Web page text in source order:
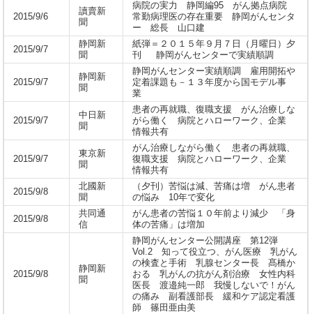
2015/9/6
讀賣新
聞
病院の実力 静岡編95 がん拠点病院
常勤病理医の存在重要 静岡がんセンタ
ー 総長 山口建
2015/9/7
静岡新
聞
紙弾＝２０１５年９月７日（月曜日）夕
刊 静岡がんセンターで実績順調
2015/9/7
静岡新
聞
静岡がんセンター実績順調 雇用開拓や
定着課題も－１３年度から国モデル事
業
2015/9/7
中日新
聞
患者の再就職、復職支援 がん治療しな
がら働く 病院とハローワーク、企業
情報共有
2015/9/7
東京新
聞
がん治療しながら働く 患者の再就職、
復職支援 病院とハローワーク、企業
情報共有
2015/9/8
北國新
聞
（夕刊）苦悩は減、苦痛は増 がん患者
の悩み 10年で変化
2015/9/8
共同通
信
がん患者の苦悩１０年前より減少 「身
体の苦痛」は増加
2015/9/8
静岡新
聞
静岡がんセンター公開講座 第12弾
Vol.2 知って役立つ、がん医療 乳がん
の検査と手術 乳腺センター長 髙橋か
おる 乳がんの抗がん剤治療 女性内科
医長 渡邉純一郎 我慢しないで！がん
の痛み 副看護部長 緩和ケア認定看護
師 篠田亜由美